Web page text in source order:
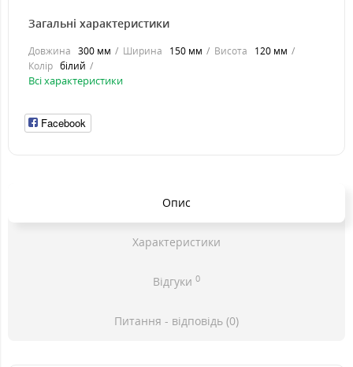
Загальні характеристики
Довжина 300 мм Ширина 150 мм Висота
120 мм
Колір білий
Всі характеристики
Facebook
Опис
Характеристики
Відгуки 0
Питання - відповідь (0)